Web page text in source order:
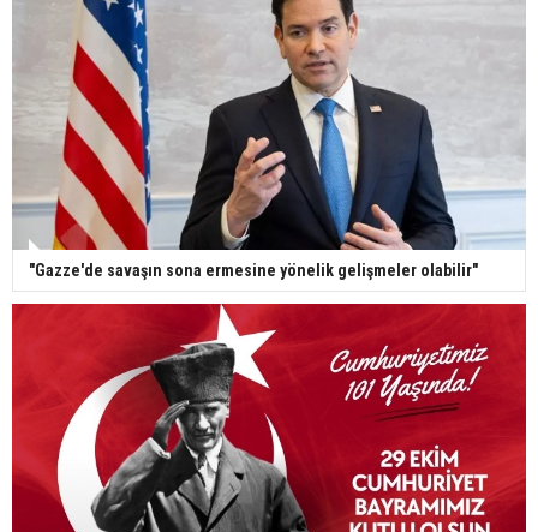
"Gazze'de savaşın sona ermesine yönelik gelişmeler olabilir"